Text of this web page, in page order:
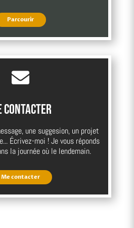
Parcourir

contacter
une suggesion, un projet
Écrivez-moi ! Je vous réponds
la journée où le lendemain.
Me contacter